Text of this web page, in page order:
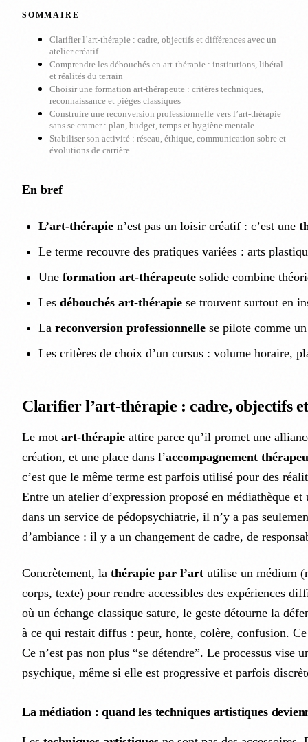
SOMMAIRE
Clarifier l’art-thérapie : cadre, objectifs et différences avec un
atelier créatif
Comprendre les débouchés en art-thérapie : institutions, libéral
et réalités du terrain
Choisir une formation art-thérapeute : critères techniques,
reconnaissance et pièges classiques
Construire une reconversion professionnelle vers l’art-thérapie
sans se cramer : plan, budget, temps et hygiène mentale
Stabiliser son activité : réseau, éthique, communication sobre et
évolutions de carrière
En bref
L’art-thérapie n’est pas un loisir créatif : c’est une
Le terme recouvre des pratiques variées : arts
Une formation art-thérapeute solide combine
Les débouchés art-thérapie se trouvent surtout en
La reconversion professionnelle se pilote comme
Les critères de choix d’un cursus : volume horaire,
Clarifier l’art-thérapie : cadre, objectifs
Le mot art-thérapie attire parce qu’il promet une
création, et une place dans l’accompagnement
c’est que le même terme est parfois utilisé pour des
Entre un atelier d’expression proposé en médiathèque et
dans un service de pédopsychiatrie, il n’y a pas
d’ambiance : il y a un changement de cadre, de
Concrètement, la thérapie par l’art utilise un médium
corps, texte) pour rendre accessibles des expériences
où un échange classique sature, le geste détourne la
à ce qui restait diffus : peur, honte, colère, confusion. Ce
Ce n’est pas non plus “se détendre”. Le processus vise
psychique, même si elle est progressive et parfois
La médiation : quand les techniques artistiques